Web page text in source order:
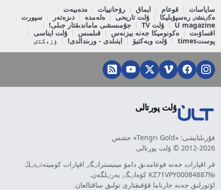
ساياسات قوعام ايماق رۋحانييات
ەدەبيەت
ەكٸنشٸ رەسپۋبليكا
ۇلت تاريحى ەلەمدە دىزەتەر
سپورت
U magazine
ۇلت TV
جۇمىسشى ماماندىقتار جىلى!
اقساۋىت
ەكونوميكا جەنە بيزنەس قىلمىس
ۇلت ايناسى
پوستtimes
ۇلت وبەكتيۆ ايتىلدى - ورىندالدى! ٶزەكتٸ
ۇلت پورتالى
قۇرىلتايشى: «Tengri Gold» جشس
2012-2026 © ۇلت پورتالى
قر اقپارات جەنە قوعامدىق دامۋ مينيسترلٸگٸ اقپارات كوميتەتٸنٸڭ
№KZ71VPY00084887 كۋەلٸگٸ بەرٸلگەن.
اۆتورلىق جەنە جارناما قۇقىقتارى تولىق ساقتالعان.